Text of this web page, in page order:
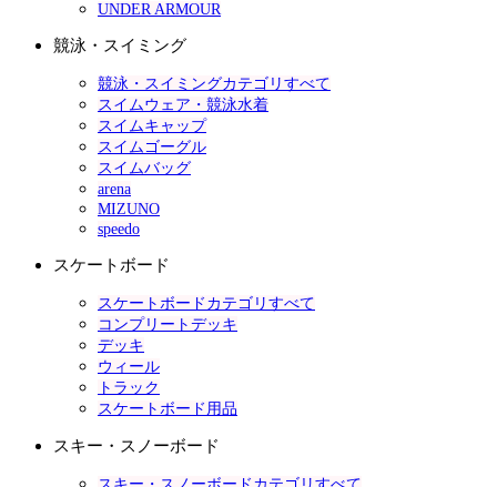
UNDER ARMOUR
競泳・スイミング
競泳・スイミングカテゴリすべて
スイムウェア・競泳水着
スイムキャップ
スイムゴーグル
スイムバッグ
arena
MIZUNO
speedo
スケートボード
スケートボードカテゴリすべて
コンプリートデッキ
デッキ
ウィール
トラック
スケートボード用品
スキー・スノーボード